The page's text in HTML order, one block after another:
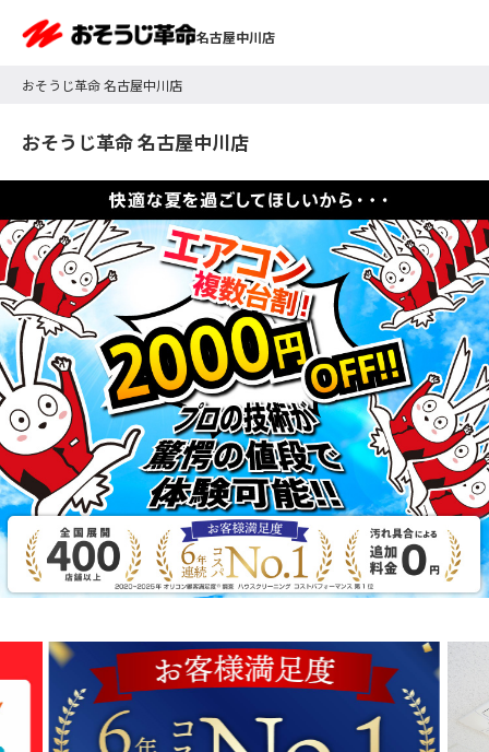
名古屋中川店
おそうじ革命 名古屋中川店
おそうじ革命 名古屋中川店